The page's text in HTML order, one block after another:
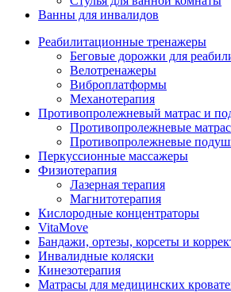
Ванны для инвалидов
Реабилитационные тренажеры
Беговые дорожки для
Велотренажеры
Виброплатформы
Механотерапия
Противопролежневый матрас и
Противопролежневые
Противопролежневые
Перкуссионные массажеры
Физиотерапия
Лазерная терапия
Магнитотерапия
Кислородные концентраторы
VitaMove
Бандажи, ортезы, корсеты и
Инвалидные коляски
Кинезотерапия
Матрасы для медицинских